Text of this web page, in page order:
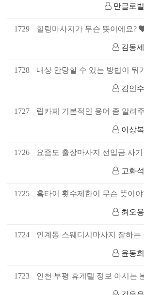
만글로벌
1729 힐링마사지가 무슨 뜻이에요?
김동세
1728 내상 안당할 수 있는 방법이 뭐
김인수
1727 립카페 기본적인 용어 좀 알려
이상복
1726 요즘도 출장마사지 선입금 사
고화석
1725 홈타이 횟수제한이 무슨 뜻이야
최오용
1724 인계동 스웨디시마사지 잘하는
윤동희
1723 인천 부평 휴게텔 정보 아시는